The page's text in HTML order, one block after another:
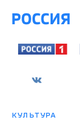
КУЛЬТУРА